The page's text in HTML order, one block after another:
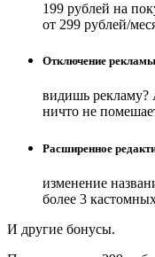
199 рублей на
от 299 рублей/
Отключение рекламы
видишь рекламу?
ничто не
Расширенное
изменение
более 3
И другие бонусы.